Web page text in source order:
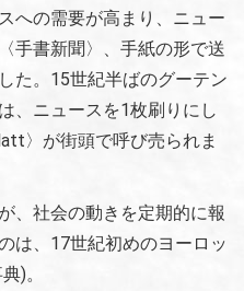
への需要が高まり、ニュー
手書新聞〉、手紙の形で送
た。15世紀半ばのグーテン
、ニュースを1枚刷りにし
〉が街頭で呼び売られま
、社会の動きを定期的に報
は、17世紀初めのヨーロッ
)。